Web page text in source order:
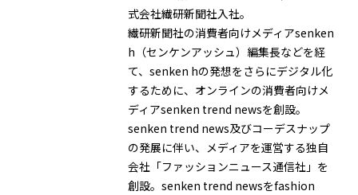
式会社繊研新聞社入社。
繊研新聞社の消費者向けメディアsenken
h（センケンアッシュ）編集長などを経
て、senken hの発想をさらにデジタル化
するために、オンラインの消費者向けメ
ディアsenken trend newsを創設。
senken trend news及びコーデスナップ
の発展に伴い、メディアを運営する独自
会社「ファッションニュース通信社」を
創設。senken trend newsをfashion